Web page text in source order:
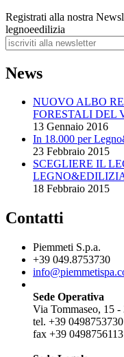
Registrati alla nostra
legnoeedilizia
News
NUOVO ALBO
FORESTALI DEL
13 Gennaio 2016
In 18.000 per
23 Febbraio 2015
SCEGLIERE IL
18 Febbraio 2015
Contatti
Piemmeti S.p.a.
+39 049.8753730
Sede Operativa
Via Tommaseo, 15 -
tel. +39 0498753730
fax +39 0498756113